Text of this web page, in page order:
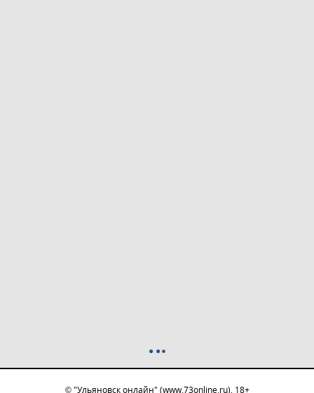
© "Ульяновск онлайн" (www.73online.ru), 18+